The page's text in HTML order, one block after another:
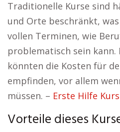
Traditionelle Kurse sind
und Orte beschränkt,
vollen Terminen, wie
problematisch sein kann.
könnten die Kosten für
empfinden, vor allem
müssen. – Erste Hilfe
Vorteile dieses